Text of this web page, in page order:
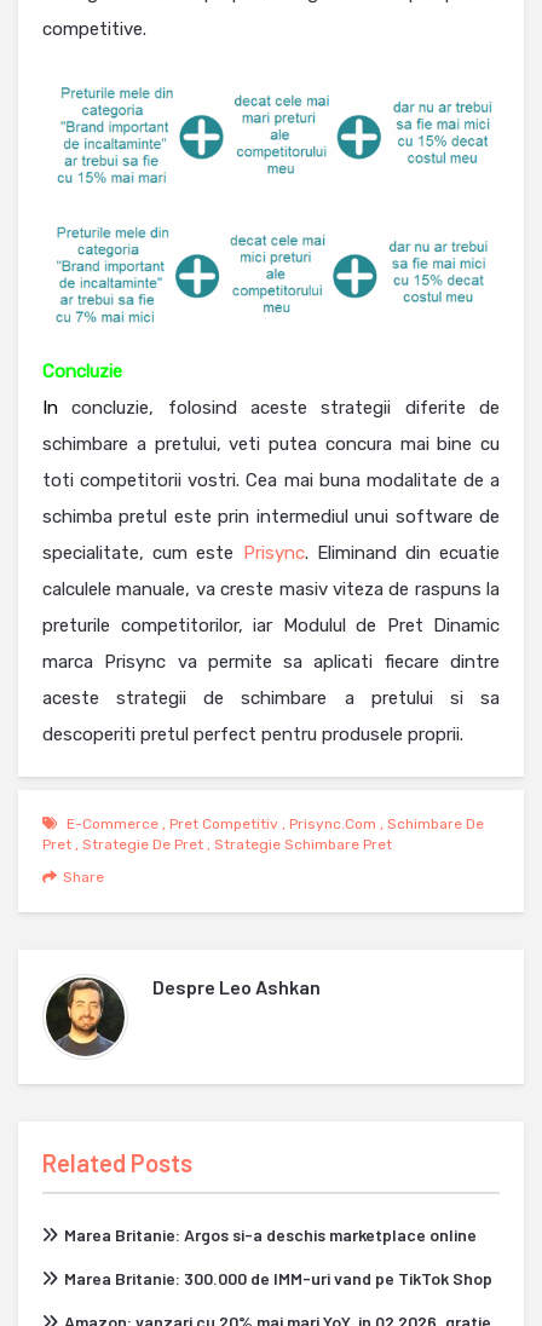
competitive.
Concluzie
In concluzie, folosind aceste strategii diferite de
schimbare a pretului, veti putea concura mai bine cu
toti competitorii vostri. Cea mai buna modalitate de a
schimba pretul este prin intermediul unui software de
specialitate, cum este Prisync. Eliminand din ecuatie
calculele manuale, va creste masiv viteza de raspuns la
preturile competitorilor, iar Modulul de Pret Dinamic
marca Prisync va permite sa aplicati fiecare dintre
aceste strategii de schimbare a pretului si sa
descoperiti pretul perfect pentru produsele proprii.
E-Commerce Pret Competitiv Prisync.com
Schimbare De
Pret
Strategie De Pret
Strategie Schimbare Pret
Share
Despre Leo Ashkan
Related Posts
Marea Britanie: Argos si-a deschis marketplace online
Marea Britanie: 300.000 de IMM-uri vand pe TikTok Shop
Amazon: vanzari cu 20% mai mari YoY, in Q2 2026, gratie